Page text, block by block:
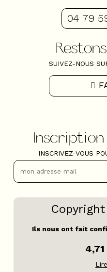
04 79
SUIVEZ-NOUS
Inscription
INSCRIVEZ-VOUS
Ils nous ont fait
4,71